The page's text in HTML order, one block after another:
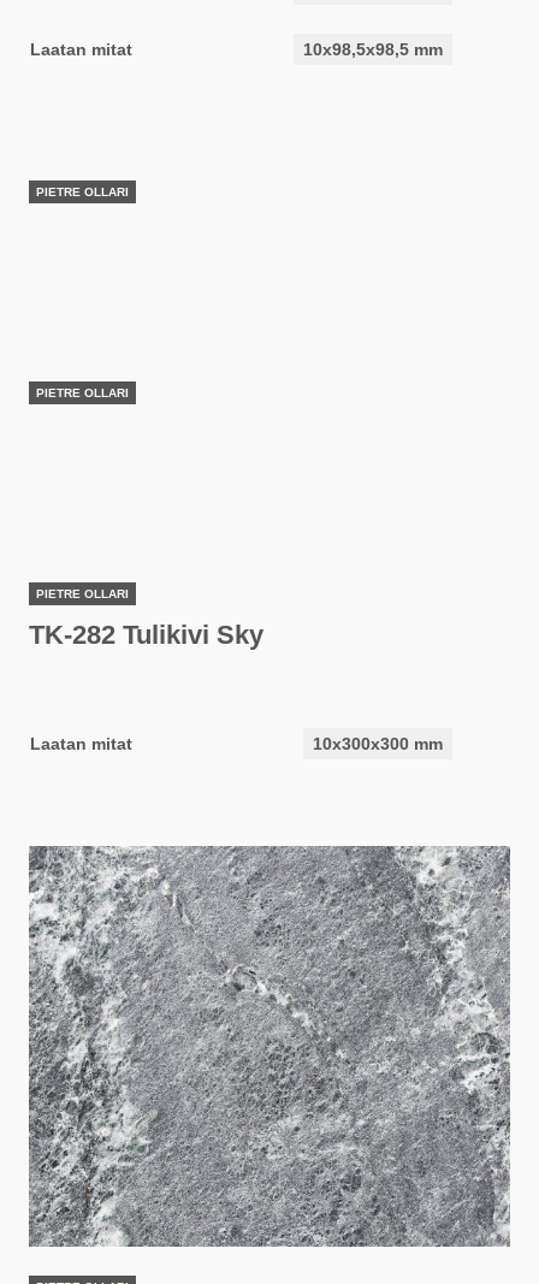
Laatan mitat 10x98,5x98,5 mm
PIETRE OLLARI
PIETRE OLLARI
PIETRE OLLARI
TK-282 Tulikivi Sky
Laatan mitat 10x300x300 mm